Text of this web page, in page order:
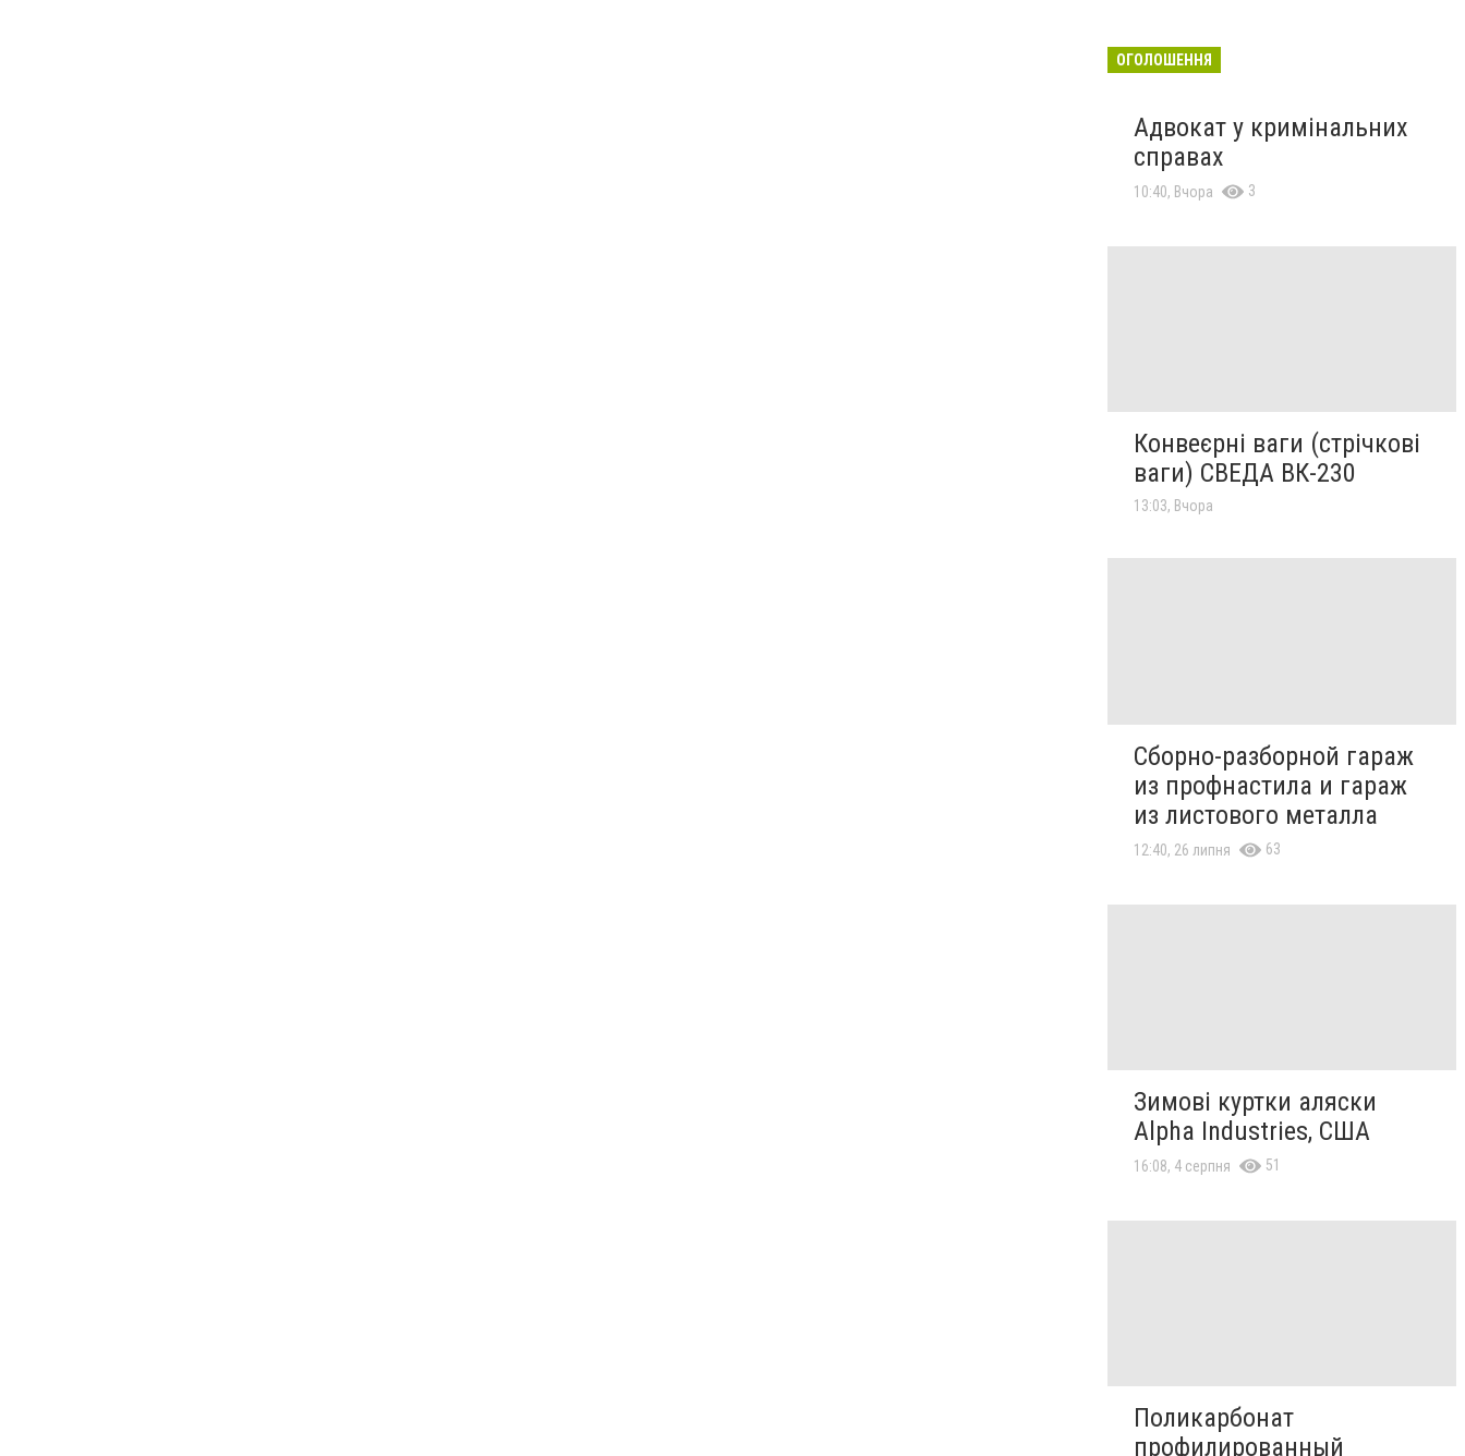
ОГОЛОШЕННЯ
Адвокат у кримінальних
справах
10:40, Вчора 3
Конвеєрні ваги (стрічкові
ваги) СВЕДА ВК-230
13:03, Вчора
Сборно-разборной гараж
из профнастила и гараж
из листового металла
12:40, 26 липня 63
Зимові куртки аляски
Alpha Industries, США
16:08, 4 серпня 51
Поликарбонат
профилированный